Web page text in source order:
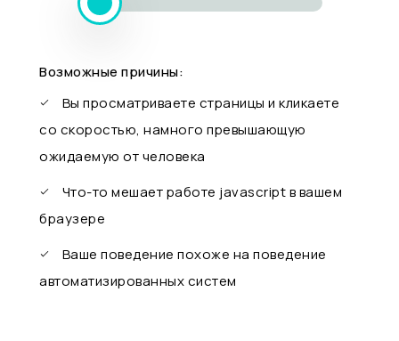
Возможные причины:
Вы просматриваете страницы и кликаете
со скоростью, намного превышающую
ожидаемую от человека
Что-то мешает работе javascript в вашем
браузере
Ваше поведение похоже на поведение
автоматизированных систем